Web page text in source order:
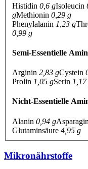
Histidin 0,6 gIsoleucin
gMethionin 0,29 g
Phenylalanin 1,23 g
0,99 g
Semi-Essentielle
Arginin 2,83 gCystein
Prolin 1,05 gSerin
Nicht-Essentielle
Alanin 0,94 g
Glutaminsäure 4,95 g
Mikronährstoffe